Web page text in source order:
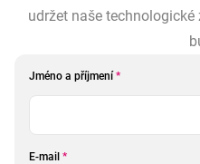
udržet naše
Jméno a příjmení *
E-mail *